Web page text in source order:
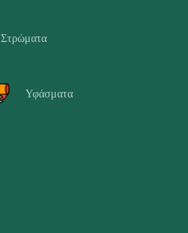
Στρώματα
Υφάσματα